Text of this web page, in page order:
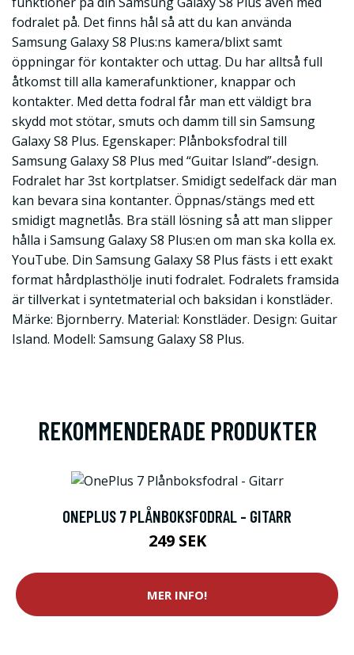
fodralet på. Det finns hål så att du kan använda
Samsung Galaxy S8 Plus:ns kamera/blixt samt
öppningar för kontakter och uttag. Du har alltså full
åtkomst till alla kamerafunktioner, knappar och
kontakter. Med detta fodral får man ett väldigt bra
skydd mot stötar, smuts och damm till sin Samsung
Galaxy S8 Plus. Egenskaper: Plånboksfodral till
Samsung Galaxy S8 Plus med “Guitar Island”-design.
Fodralet har 3st kortplatser. Smidigt sedelfack där man
kan bevara sina kontanter. Öppnas/stängs med ett
smidigt magnetlås. Bra ställ lösning så att man slipper
hålla i Samsung Galaxy S8 Plus:en om man ska kolla ex.
YouTube. Din Samsung Galaxy S8 Plus fästs i ett exakt
format hårdplasthölje inuti fodralet. Fodralets framsida
är tillverkat i syntetmaterial och baksidan i konstläder.
Märke: Bjornberry. Material: Konstläder. Design: Guitar
Island. Modell: Samsung Galaxy S8 Plus.
REKOMMENDERADE PRODUKTER
ONEPLUS 7 PLÅNBOKSFODRAL - GITARR
249 SEK
MER INFO!